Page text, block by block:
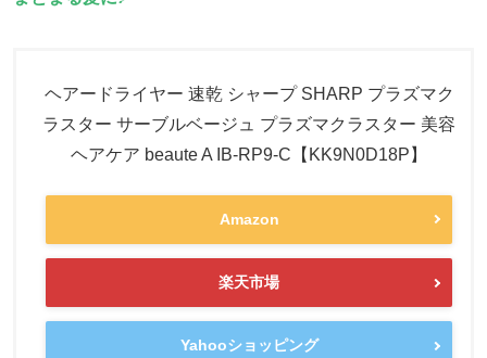
ヘアードライヤー 速乾 シャープ SHARP プラズマク
ラスター サーブルベージュ プラズマクラスター 美容
ヘアケア beaute A IB-RP9-C【KK9N0D18P】
Amazon
楽天市場
Yahooショッピング